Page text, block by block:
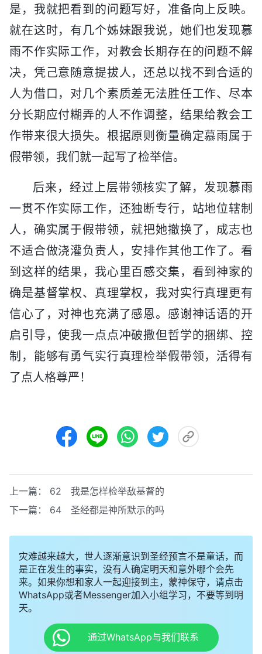
是，我就把看到的问题写好，准备向上反映。
就在这时，有几个姊妹跟我说，她们也发现慕
雨不作实际工作，对教会长期存在的问题不解
决，凭己意随意提拔人，还总以找不到合适的
人为借口，对几个素质差无法胜任工作、尽本
分长期应付糊弄的人不作调整，结果给教会工
作带来很大损失。根据原则衡量确定慕雨属于
假带领，我们就一起写了检举信。
后来，经过上层带领核实了解，发现慕雨
一贯不作实际工作，还独断专行，站地位辖制
人，确实属于假带领，就把她撤换了，成志也
不适合做浇灌负责人，安排作其他工作了。看
到这样的结果，我心里百感交集，看到神家的
确是基督掌权、真理掌权，我对实行真理更有
信心了，对神也充满了感恩。感谢神话语的开
启引导，使我一点点冲破撒但哲学的捆绑、控
制，能够有勇气实行真理检举假带领，活得有
了点人格尊严！
上一篇： 62 我是怎样检举敌基督的
下一篇： 64 圣经都是神所默示的吗
灾难越来越大，世人逐渐意识到圣经预言不是童话，而
是正在发生的事实，没有人确定明天和意外哪个会先
来。如果你想和家人一起迎接到主，蒙神保守，请点击
WhatsApp或者Messenger加入小组学习，不要等到明
天。
通过WhatsApp与我们联系